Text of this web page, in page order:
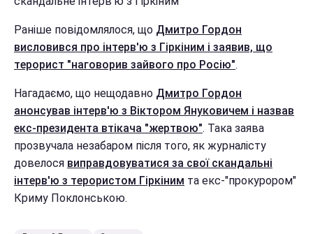
Раніше повідомлялося, що Дмитро Гордон
висловився про інтерв'ю з Гіркіним і заявив, що
терорист "наговорив зайвого про Росію".
Нагадаємо, що нещодавно Дмитро Гордон
анонсував інтерв'ю з Віктором Януковичем і назвав
екс-президента втікача "жертвою". Така заява
прозвучала незабаром після того, як журналісту
довелося виправдовуватися за свої скандальні
інтерв'ю з терористом Гіркіним та екс-"прокурором"
Криму Поклонською.